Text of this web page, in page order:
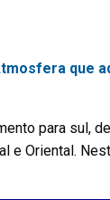
que
para sul,
e Oriental.